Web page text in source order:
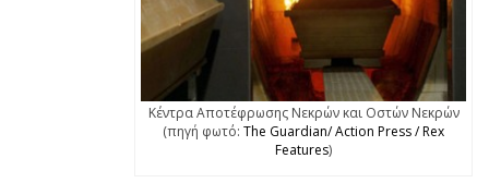
Κέντρα Αποτέφρωσης Νεκρών και Οστών Νεκρών
(πηγή φωτό: The Guardian/ Action Press / Rex
Features)